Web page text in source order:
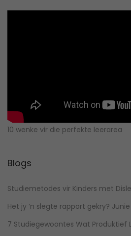
10 wenke vir die perfekte leerarea
Blogs
Studiemetodes vir Kinders met
Het jy ‘n slegte rapport gekry?
7 Studiegewoontes Wat Produktief